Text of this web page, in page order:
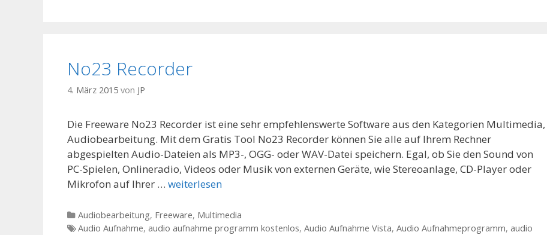
No23 Recorder
4. März 2015 von JP
Die Freeware No23 Recorder ist eine sehr empfehlenswerte Software aus den Kategorien Multimedia,
Audiobearbeitung. Mit dem Gratis Tool No23 Recorder können Sie alle auf Ihrem Rechner
abgespielten Audio-Dateien als MP3-, OGG- oder WAV-Datei speichern. Egal, ob Sie den Sound von
PC-Spielen, Onlineradio, Videos oder Musik von externen Geräte, wie Stereoanlage, CD-Player oder
Mikrofon auf Ihrer … weiterlesen
Kategorien
Audiobearbeitung, Freeware, Multimedia
Tags
Audio Aufnahme, audio aufnahme programm kostenlos, Audio Aufnahme Vista, Audio Aufnahmeprogramm, audio